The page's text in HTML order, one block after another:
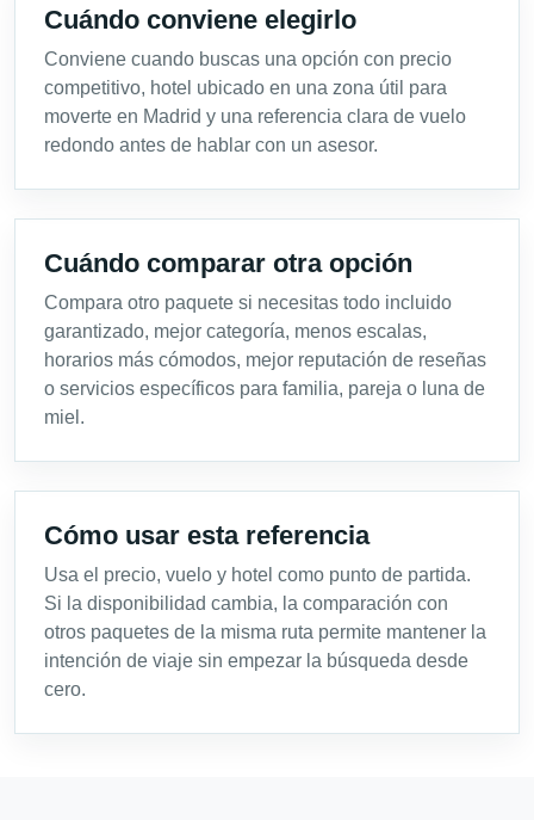
Cuándo conviene elegirlo
Conviene cuando buscas una opción con precio
competitivo, hotel ubicado en una zona útil para
moverte en Madrid y una referencia clara de vuelo
redondo antes de hablar con un asesor.
Cuándo comparar otra opción
Compara otro paquete si necesitas todo incluido
garantizado, mejor categoría, menos escalas,
horarios más cómodos, mejor reputación de reseñas
o servicios específicos para familia, pareja o luna de
miel.
Cómo usar esta referencia
Usa el precio, vuelo y hotel como punto de partida.
Si la disponibilidad cambia, la comparación con
otros paquetes de la misma ruta permite mantener la
intención de viaje sin empezar la búsqueda desde
cero.